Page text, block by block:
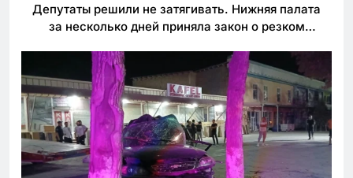
Депутаты решили не затягивать. Нижняя палата
за несколько дней приняла закон о резком